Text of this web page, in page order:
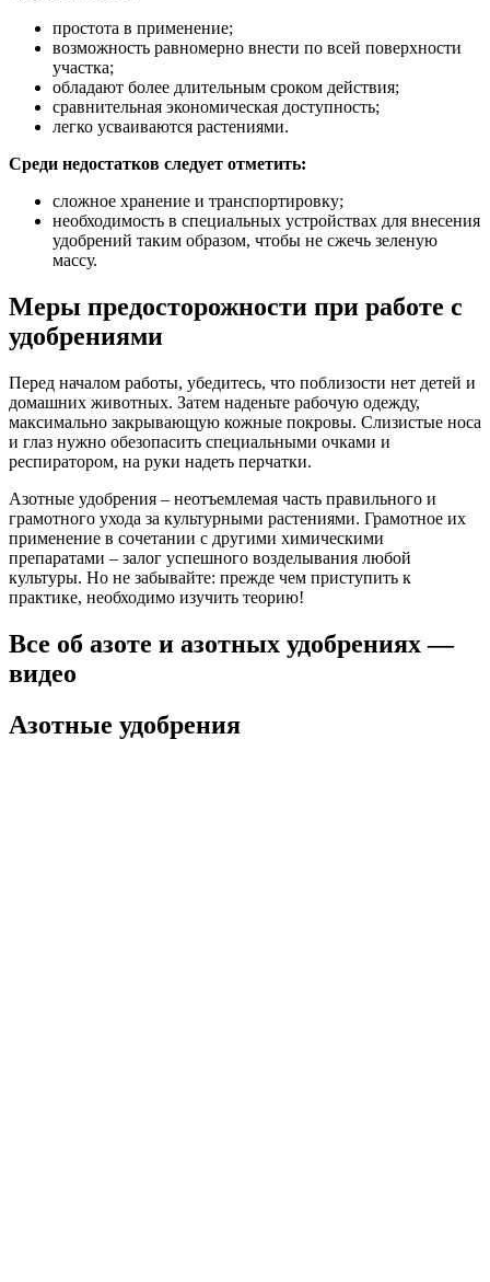
простота в применение;
возможность равномерно внести по всей поверхности
участка;
обладают более длительным сроком действия;
сравнительная экономическая доступность;
легко усваиваются растениями.
Среди недостатков следует отметить:
сложное хранение и транспортировку;
необходимость в специальных устройствах для внесения
удобрений таким образом, чтобы не сжечь зеленую
массу.
Меры предосторожности при работе с
удобрениями
Перед началом работы, убедитесь, что поблизости нет детей и
домашних животных. Затем наденьте рабочую одежду,
максимально закрывающую кожные покровы. Слизистые носа
и глаз нужно обезопасить специальными очками и
респиратором, на руки надеть перчатки.
Азотные удобрения – неотъемлемая часть правильного и
грамотного ухода за культурными растениями. Грамотное их
применение в сочетании с другими химическими
препаратами – залог успешного возделывания любой
культуры. Но не забывайте: прежде чем приступить к
практике, необходимо изучить теорию!
Все об азоте и азотных удобрениях —
видео
Азотные удобрения